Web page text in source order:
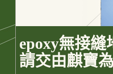
epoxy無接縫
請交由麒寶